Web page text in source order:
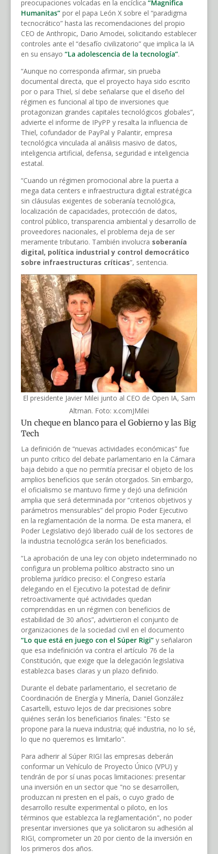
preocupaciones volcadas en la encíclica “Magnifica
Humanitas”por el papa León X sobre el “paradigma
tecnocrático” hasta las recomendaciones del propio
CEO de Anthropic, Dario Amodei, solicitando establecer
controles ante el “desafío civilizatorio” que implica la IA
en su ensayo “La adolescencia de la tecnología”.
“Aunque no corresponda afirmar, sin prueba
documental directa, que el proyecto haya sido escrito
por o para Thiel, sí debe señalarse que el diseño del
régimen es funcional al tipo de inversiones que
protagonizan grandes capitales tecnológicos globales”,
advierte el informe de IPyPP y resalta la influencia de
Thiel, cofundador de PayPal y Palantir, empresa
tecnológica vinculada al análisis masivo de datos,
inteligencia artificial, defensa, seguridad e inteligencia
estatal.
“Cuando un régimen promocional abre la puerta a
mega data centers e infraestructura digital estratégica
sin cláusulas exigentes de soberanía tecnológica,
localización de capacidades, protección de datos,
control público, transparencia ambiental y desarrollo de
proveedores nacionales, el problema deja de ser
meramente tributario. También involucra soberanía
digital, política industrial y control democrático
sobre infraestructuras críticas”, sentencia.
El presidente Javier Milei junto al CEO de Open IA, Sam
Altman. Foto: x.comJMilei
Un cheque en blanco para el Gobierno y las Big
Tech
La definición de “nuevas actividades económicas” fue
un punto crítico del debate parlamentario en la Cámara
baja debido a que no permitía precisar el objeto de los
amplios beneficios que serán otorgados. Sin embargo,
el oficialismo se mantuvo firme y dejó una definición
amplia que será determinada por “criterios objetivos y
parámetros mensurables” del propio Poder Ejecutivo
en la reglamentación de la norma. De esta manera, el
Poder Legislativo dejó liberado cuál de los sectores de
la industria tecnológica serán los beneficiados.
“La aprobación de una ley con objeto indeterminado no
configura un problema político abstracto sino un
problema jurídico preciso: el Congreso estaría
delegando en el Ejecutivo la potestad de definir
retroactivamente qué actividades quedan
comprendidas en un régimen con beneficios de
estabilidad de 30 años”, advirtieron el conjunto de
organizaciones de la sociedad civil en el documento
“Lo que está en juego con el Súper Rigi”y señalaron
que esa indefinición va contra el artículo 76 de la
Constitución, que exige que la delegación legislativa
establezca bases claras y un plazo definido.
Durante el debate parlamentario, el secretario de
Coordinación de Energía y Minería, Daniel González
Casartelli, estuvo lejos de dar precisiones sobre
quiénes serán los beneficiarios finales: "Esto se
propone para la nueva industria; qué industria, no lo sé,
lo que no queremos es limitarlo".
Para adherir al Súper RIGI las empresas deberán
conformar un Vehículo de Proyecto Único (VPU) y
tendrán de por sí unas pocas limitaciones: presentar
una inversión en un sector que "no se desarrollen,
produzcan ni presten en el país, o cuyo grado de
desarrollo resulte experimental o piloto, en los
términos que establezca la reglamentación", no poder
presentar inversiones que ya solicitaron su adhesión al
RIGI, comprometer un 20 por ciento de la inversión en
los primeros dos años.